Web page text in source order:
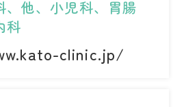
、他、小児科、胃腸
科
clinic.jp/